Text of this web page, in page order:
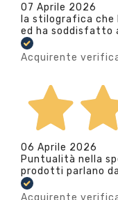
07 Aprile 2026
la stilografica
ed ha soddisfatto
Acquirente
06 Aprile 2026
Puntualità nella
prodotti parlano